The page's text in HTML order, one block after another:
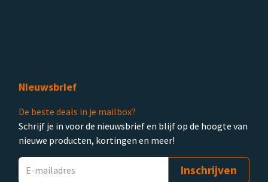
Nieuwsbrief
De beste deals in je mailbox?
Schrijf je in voor de nieuwsbrief en blijf op de hoogte van
nieuwe producten, kortingen en meer!
Inschrijven